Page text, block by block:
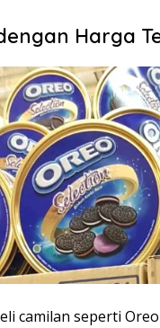
Harga
camilan seperti